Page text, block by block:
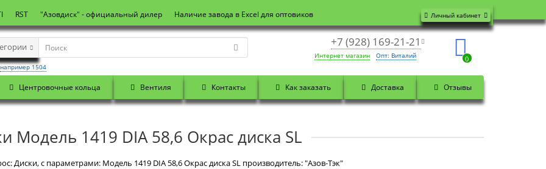
Личный кабинет
RST "Азовдиск" - официальный дилер Наличие завода в Excel для оптовиков
+7 (928) 169-21-21
Интернет магазин Опт: Виталий 0
например 1504
Центровочные кольца Вентиля Контакты Как заказать Доставка Отзывы
Модель 1419 DIA 58,6 Окрас диска SL
Диски, с параметрами: Модель 1419 DIA 58,6 Окрас диска SL производитель: "Азов-Тэк"